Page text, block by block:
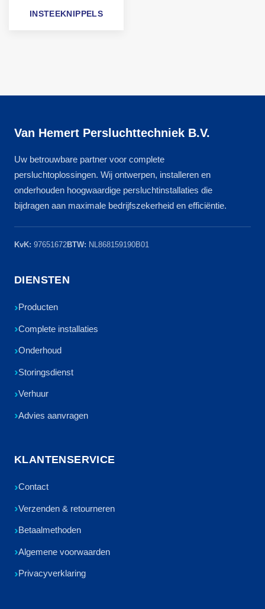
INSTEEKNIPPELS
Van Hemert Persluchttechniek B.V.
Uw betrouwbare partner voor complete
persluchtoplossingen. Wij ontwerpen, installeren en
onderhouden hoogwaardige persluchtinstallaties die
bijdragen aan maximale bedrijfszekerheid en efficiëntie.
KvK: 97651672BTW: NL868159190B01
DIENSTEN
Producten
Complete installaties
Onderhoud
Storingsdienst
Verhuur
Advies aanvragen
KLANTENSERVICE
Contact
Verzenden & retourneren
Betaalmethoden
Algemene voorwaarden
Privacyverklaring